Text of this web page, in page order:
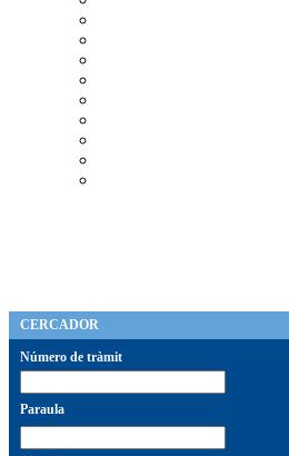
CERCADOR
Número de tràmit
Paraula